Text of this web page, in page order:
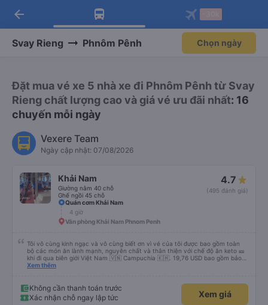
Tải app Vexere ngay!
Nhận ưu đãi thành viên độc
Mở app
Tải app Vexere
-30k/ghế khi đặt vé máy bay qua
Mở app
arrow_back
Svay Rieng Phnôm Pênh Chọn ngày
Đặt mua vé xe 5 nhà xe đi Phnôm Pênh từ Svay
Rieng chất lượng cao và giá vé ưu đãi nhất: 16
chuyến mỗi ngày
Vexere Team
Ngày cập nhật: 07/08/2026
Khải Nam
Giường nằm 40 chỗ
Ghế ngồi 45 chỗ
4.7
(495 đánh giá)
Quán cơm Khải Nam
4 giờ
Văn phòng Khải Nam Phnom Penh
Tôi vô cùng kinh ngạc và vô cùng biết ơn vì vé của tôi được bao gồm toàn
bộ các món ăn lành mạnh, nguyên chất và thân thiện với chế độ ăn keto 🎫
khi đi qua biên giới Việt Nam 🇻🇳 Campuchia 🇰🇭. 19,76 USD bao gồm bảo
hiểm, nước, khăn giấy ướt, túi đựng giày, máy lạnh, sự hỗ trợ tại biên giới để
buýt rộng rãi, sạch sẽ và chỉ còn một nửa chỗ. Tôi chắc chắn sẽ chuyển từ
máy bay ✈️ sang xe buýt giường nằm 🚌 ngay bây giờ. Tuyệt vời, không căng
thẳng và an toàn. Bữa sáng của tôi; thịt bò mỏng chiên 🥩 đậu xanh &amp;
Xem thêm
Không cần thanh toán trước
Xác nhận chỗ ngay lập tức
Xem giá